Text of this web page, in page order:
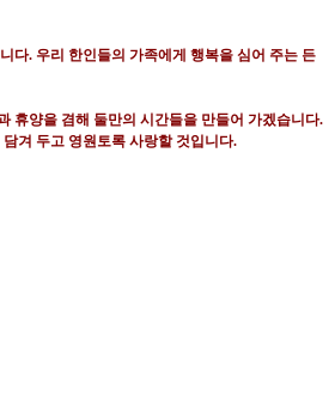
다. 우리 한인들의 가족에게 행복을 심어 주는 든
휴양을 겸해 둘만의 시간들을 만들어 가겠습니다.
겨 두고 영원토록 사랑할 것입니다.